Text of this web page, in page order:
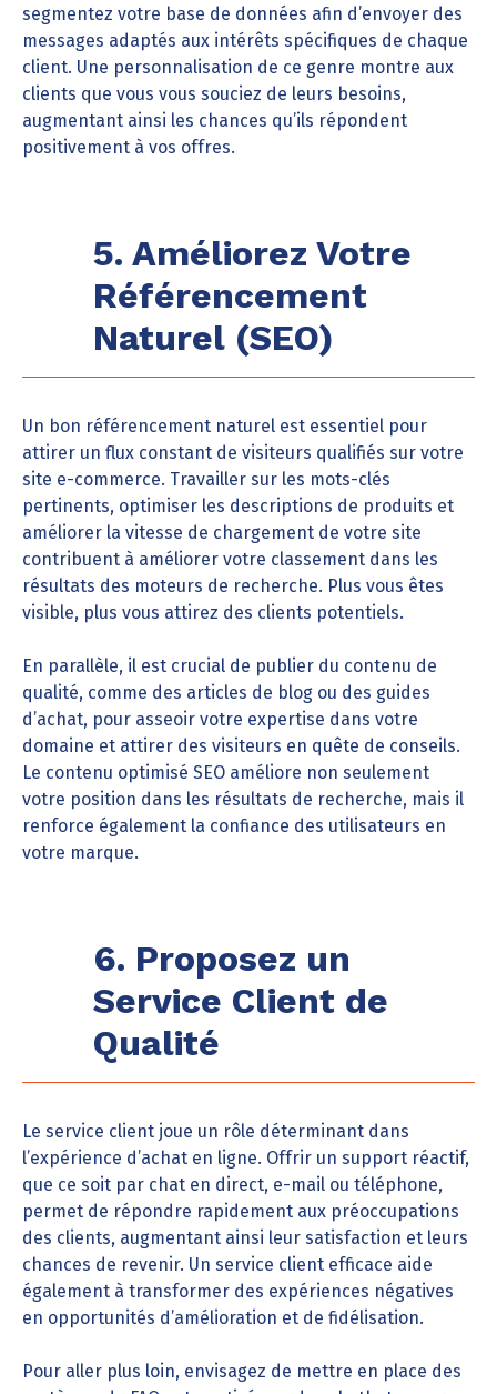
segmentez votre base de données afin d’envoyer des
messages adaptés aux intérêts spécifiques de chaque
client. Une personnalisation de ce genre montre aux
clients que vous vous souciez de leurs besoins,
augmentant ainsi les chances qu’ils répondent
positivement à vos offres.
5. Améliorez Votre
Référencement
Naturel (SEO)
Un bon référencement naturel est essentiel pour
attirer un flux constant de visiteurs qualifiés sur votre
site e-commerce. Travailler sur les mots-clés
pertinents, optimiser les descriptions de produits et
améliorer la vitesse de chargement de votre site
contribuent à améliorer votre classement dans les
résultats des moteurs de recherche. Plus vous êtes
visible, plus vous attirez des clients potentiels.
En parallèle, il est crucial de publier du contenu de
qualité, comme des articles de blog ou des guides
d’achat, pour asseoir votre expertise dans votre
domaine et attirer des visiteurs en quête de conseils.
Le contenu optimisé SEO améliore non seulement
votre position dans les résultats de recherche, mais il
renforce également la confiance des utilisateurs en
votre marque.
6. Proposez un
Service Client de
Qualité
Le service client joue un rôle déterminant dans
l’expérience d’achat en ligne. Offrir un support réactif,
que ce soit par chat en direct, e-mail ou téléphone,
permet de répondre rapidement aux préoccupations
des clients, augmentant ainsi leur satisfaction et leurs
chances de revenir. Un service client efficace aide
également à transformer des expériences négatives
en opportunités d’amélioration et de fidélisation.
Pour aller plus loin, envisagez de mettre en place des